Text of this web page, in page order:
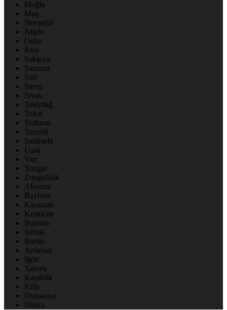
Muğla
Muş
Nevşehir
Niğde
Ordu
Rize
Sakarya
Samsun
Siirt
Sinop
Sivas
Tekirdağ
Tokat
Trabzon
Tunceli
Şanlıurfa
Uşak
Van
Yozgat
Zonguldak
Aksaray
Bayburt
Karaman
Kırıkkale
Batman
Şırnak
Bartın
Ardahan
Iğdır
Yalova
Karabük
Kilis
Osmaniye
Düzce